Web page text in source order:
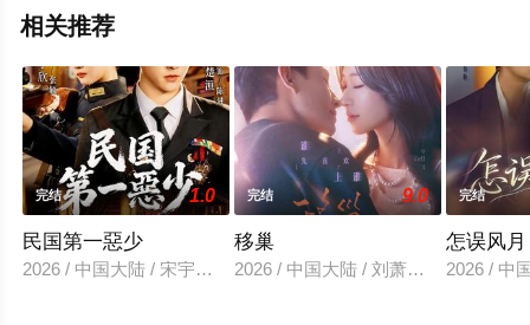
相关推荐
完结 1.0
民国第一惡少
2026 / 中国大陆 / 宋宇欣＆陈楚洹
完结 9.0
移巢
2026 / 中国大陆 / 刘萧旭＆王格格
完结
怎误风月
2026 / 中